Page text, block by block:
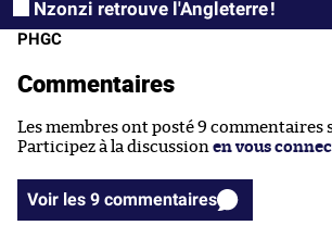
Nzonzi retrouve l'Angleterre !
PHGC
Commentaires
Les membres ont posté 9 commentaires
Participez à la discussion en vous
Voir les 9 commentaires